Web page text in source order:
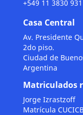
+549 11 3830
Casa Central
Av. Presidente
2do piso.
Ciudad de
Argentina
Matriculados
Jorge Izrastzoff
Matrícula